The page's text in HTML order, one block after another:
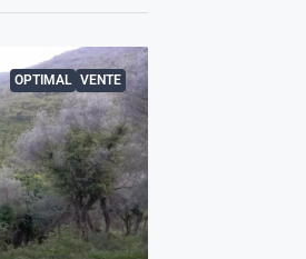
OPTIMAL VENTE